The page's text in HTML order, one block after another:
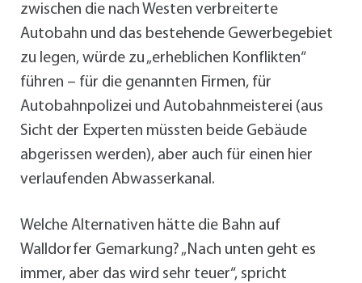
zwischen die nach Westen verbreiterte
Autobahn und das bestehende Gewerbegebiet
zu legen, würde zu „erheblichen Konflikten“
führen – für die genannten Firmen, für
Autobahnpolizei und Autobahnmeisterei (aus
Sicht der Experten müssten beide Gebäude
abgerissen werden), aber auch für einen hier
verlaufenden Abwasserkanal.
Welche Alternativen hätte die Bahn auf
Walldorfer Gemarkung? „Nach unten geht es
immer, aber das wird sehr teuer“, spricht